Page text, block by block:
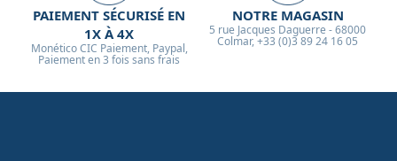
PAIEMENT SÉCURISÉ EN
1X À 4X
Monético CIC Paiement, Paypal,
Paiement en 3 fois sans frais
NOTRE MAGASIN
5 rue Jacques Daguerre - 68000
Colmar, +33 (0)3 89 24 16 05